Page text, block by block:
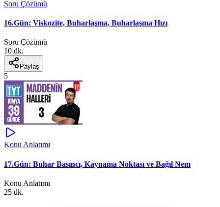
Soru Çözümü
16.Gün: Viskozite, Buharlaşma, Buharlaşma Hızı
Soru Çözümü
10 dk.
Paylaş
5
Konu Anlatımı
17.Gün: Buhar Basıncı, Kaynama Noktası ve Bağıl Nem
Konu Anlatımı
25 dk.